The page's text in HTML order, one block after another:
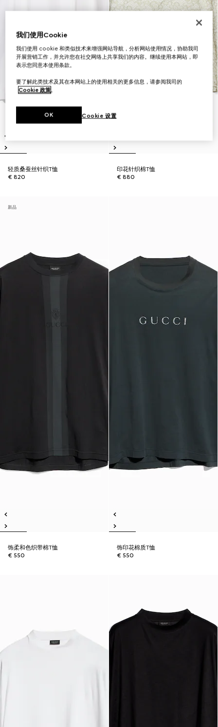
轻质桑蚕丝针织T恤
€ 820
印花针织棉T恤
€ 880
新品
饰柔和色织带棉T恤
€ 550
饰印花棉质T恤
€ 550
我们使用Cookie
我们使用 cookie 和类似技术来增强网站导航，分析网站使用情况，协助我司
开展营销工作，并允许您在社交网络上共享我们的内容。继续使用本网站，即
表示您同意本使用条款。
要了解此类技术及其在本网站上的使用相关的更多信息，请参阅我司的
Cookie 政策。
Cookie 设置
OK